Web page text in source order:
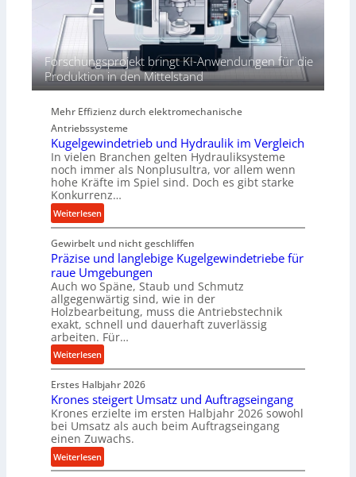
i
e
P
r
f
o
r
m
a
n
c
b
e
i
m
D
r
ü
c
k
p
r
o
z
e
s
Forschungsprojekt bringt KI-Anwendungen für die
Produktion in den Mittelstand
Mehr Effizienz durch elektromechanische
Antriebssysteme
Kugelgewindetrieb und Hydraulik im Vergleich
In vielen Branchen gelten Hydrauliksysteme
noch immer als Nonplusultra, vor allem wenn
hohe Kräfte im Spiel sind. Doch es gibt starke
Konkurrenz…
Weiterlesen:
K
u
g
e
l
g
e
w
i
n
e
r
i
b
Gewirbelt und nicht geschliffen
Präzise und langlebige Kugelgewindetriebe für
raue Umgebungen
Auch wo Späne, Staub und Schmutz
allgegenwärtig sind, wie in der
Holzbearbeitung, muss die Antriebstechnik
exakt, schnell und dauerhaft zuverlässig
arbeiten. Für…
Weiterlesen:
P
r
ä
z
i
s
e
u
Erstes Halbjahr 2026
Krones steigert Umsatz und Auftragseingang
Krones erzielte im ersten Halbjahr 2026 sowohl
bei Umsatz als auch beim Auftragseingang
einen Zuwachs.
Weiterlesen:
K